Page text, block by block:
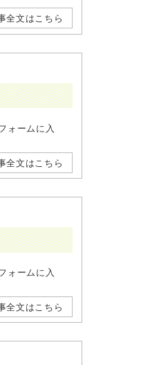
全文はこちら
ォームに入
全文はこちら
ォームに入
全文はこちら